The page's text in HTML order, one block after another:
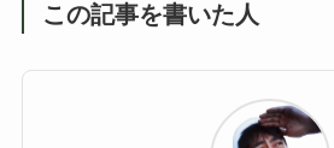
この記事を書いた人